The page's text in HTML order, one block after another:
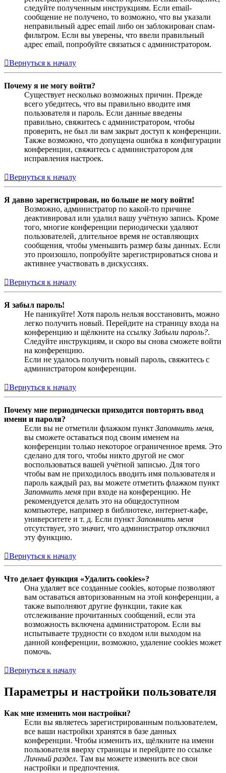
следуйте полученным инструкциям. Если email-
сообщение не получено, то возможно, что вы указали
неправильный адрес email либо он заблокирован спам-
фильтром. Если вы уверены, что ввели правильный
адрес email, попробуйте связаться с администратором.
Вернуться к началу
Почему я не могу войти?
Существует несколько возможных причин. Прежде
всего убедитесь, что вы правильно вводите имя
пользователя и пароль. Если данные введены
правильно, свяжитесь с администратором, чтобы
проверить, не был ли вам закрыт доступ к конференции.
Также возможно, что допущена ошибка в конфигурации
конференции, свяжитесь с администратором для
исправления настроек.
Вернуться к началу
Я давно зарегистрирован, но больше не могу войти!
Возможно, администратор по какой-то причине
деактивировал или удалил вашу учётную запись. Кроме
того, многие конференции периодически удаляют
пользователей, длительное время не оставляющих
сообщения, чтобы уменьшить размер базы данных. Если
это произошло, попробуйте зарегистрироваться снова и
активнее участвовать в дискуссиях.
Вернуться к началу
Я забыл пароль!
Не паникуйте! Хотя пароль нельзя восстановить, можно
легко получить новый. Перейдите на страницу входа на
конференцию и щёлкните на ссылку Забыли пароль?.
Следуйте инструкциям, и скоро вы снова сможете войти
на конференцию.
Если не удалось получить новый пароль, свяжитесь с
администратором конференции.
Вернуться к началу
Почему мне периодически приходится повторять ввод
имени и пароля?
Если вы не отметили флажком пункт Запомнить меня,
вы сможете оставаться под своим именем на
конференции только некоторое ограниченное время. Это
сделано для того, чтобы никто другой не смог
воспользоваться вашей учётной записью. Для того
чтобы вам не приходилось вводить имя пользователя и
пароль каждый раз, вы можете отметить флажком пункт
Запомнить меня при входе на конференцию. Не
рекомендуется делать это на общедоступном
компьютере, например в библиотеке, интернет-кафе,
университете и т. д. Если пункт Запомнить меня
отсутствует, это значит, что администратор отключил
эту функцию.
Вернуться к началу
Что делает функция «Удалить cookies»?
Она удаляет все созданные cookies, которые позволяют
вам оставаться авторизованным на этой конференции, а
также выполняют другие функции, такие как
отслеживание прочитанных сообщений, если эта
возможность включена администратором. Если вы
испытываете трудности со входом или выходом на
данной конференции, возможно, удаление cookies может
помочь.
Вернуться к началу
Параметры и настройки пользователя
Как мне изменить мои настройки?
Если вы являетесь зарегистрированным пользователем,
все ваши настройки хранятся в базе данных
конференции. Чтобы изменить их, щёлкните на имени
пользователя вверху страницы и перейдите по ссылке
Личный раздел. Там вы можете изменить все свои
настройки и предпочтения.